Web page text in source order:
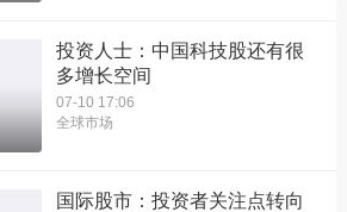
投资人士：中国科技股还有很
多增长空间
07-10 17:06
全球市场
国际股市：投资者关注点转向